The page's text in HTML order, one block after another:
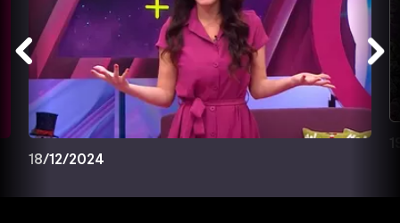
18/12/2024